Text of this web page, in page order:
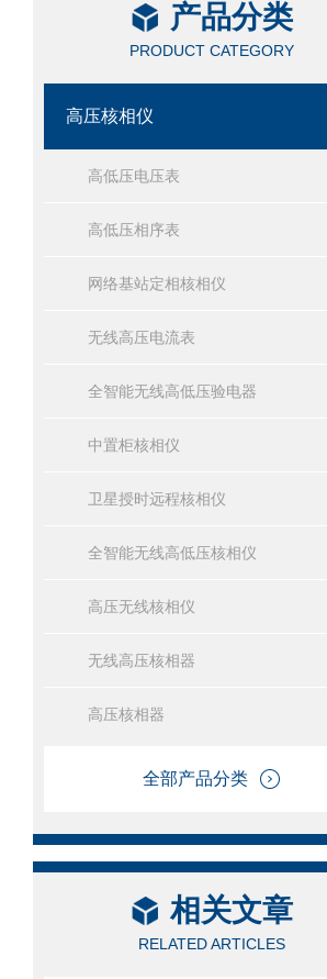
产品分类
PRODUCT CATEGORY
高压核相仪
高低压电压表
高低压相序表
网络基站定相核相仪
无线高压电流表
全智能无线高低压验电器
中置柜核相仪
卫星授时远程核相仪
全智能无线高低压核相仪
高压无线核相仪
无线高压核相器
高压核相器
全部产品分类
相关文章
RELATED ARTICLES